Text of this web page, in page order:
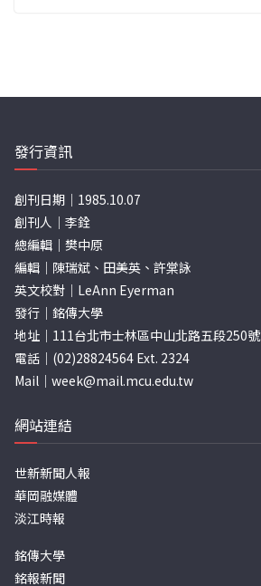
發行資訊
創刊日期｜1985.10.07
創刊人｜李銓
總編輯｜樊中原
編輯｜陳瑞斌、田美英、許棠詠
英文校對｜LeAnn Eyerman
發行｜銘傳大學
地址｜111台北市士林區中山北路五段250號
電話｜(02)28824564 Ext. 2324
Mail｜ week@mail.mcu.edu.tw
網站連結
世新新聞人報
華岡融媒體
淡江時報
銘傳大學
銘報新聞